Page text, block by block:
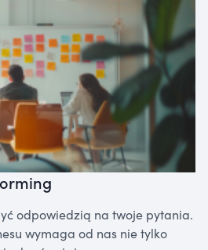
odpowiedzią na twoje pytania.
wymaga od nas nie tylko